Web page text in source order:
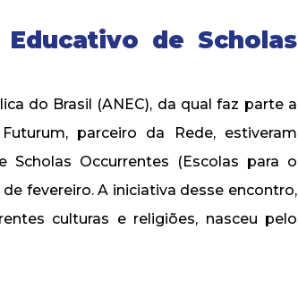
de Scholas
do Brasil (ANEC), da qual faz parte a
parceiro da Rede, estiveram
Scholas Occurrentes (Escolas para o
fevereiro. A iniciativa desse encontro,
culturas e religiões, nasceu pelo